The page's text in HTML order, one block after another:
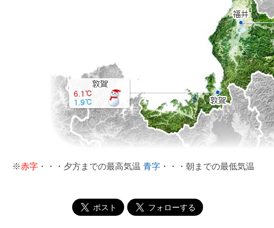
※赤字 ・・・夕方までの最高気温 青字 ・・・朝までの最低気温